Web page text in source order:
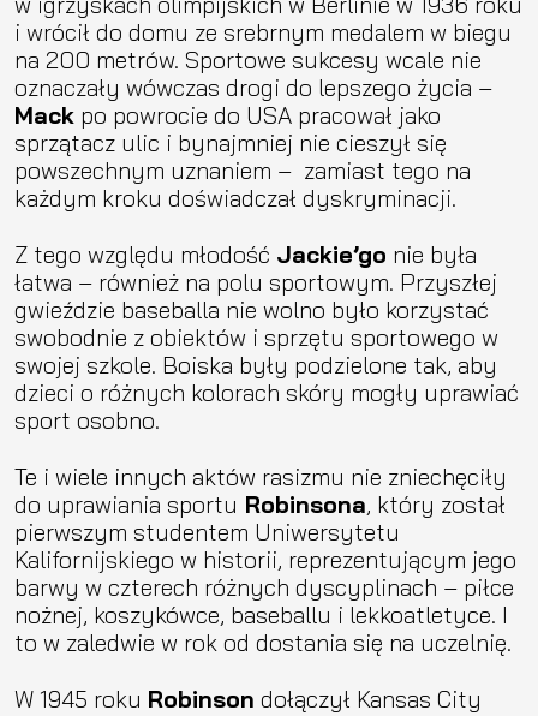
i wrócił do domu ze srebrnym medalem w biegu
na 200 metrów. Sportowe sukcesy wcale nie
oznaczały wówczas drogi do lepszego życia –
Mack po powrocie do USA pracował jako
sprzątacz ulic i bynajmniej nie cieszył się
powszechnym uznaniem – zamiast tego na
każdym kroku doświadczał dyskryminacji.
Z tego względu młodość Jackie’go nie była
łatwa – również na polu sportowym. Przyszłej
gwieździe baseballa nie wolno było korzystać
swobodnie z obiektów i sprzętu sportowego w
swojej szkole. Boiska były podzielone tak, aby
dzieci o różnych kolorach skóry mogły uprawiać
sport osobno.
Te i wiele innych aktów rasizmu nie zniechęciły
do uprawiania sportu Robinsona, który został
pierwszym studentem Uniwersytetu
Kalifornijskiego w historii, reprezentującym jego
barwy w czterech różnych dyscyplinach – piłce
nożnej, koszykówce, baseballu i lekkoatletyce. I
to w zaledwie w rok od dostania się na uczelnię.
W 1945 roku Robinson dołączył Kansas City